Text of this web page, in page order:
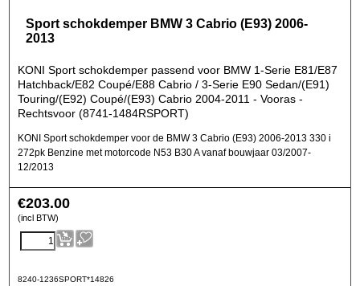
Sport schokdemper BMW 3 Cabrio (E93) 2006-
2013
KONI Sport schokdemper passend voor BMW 1-Serie E81/E87
Hatchback/E82 Coupé/E88 Cabrio / 3-Serie E90 Sedan/(E91)
Touring/(E92) Coupé/(E93) Cabrio 2004-2011 - Vooras -
Rechtsvoor (8741-1484RSPORT)
KONI Sport schokdemper voor de BMW 3 Cabrio (E93) 2006-2013 330 i
272pk Benzine met motorcode N53 B30 A vanaf bouwjaar 03/2007-
12/2013
€203.00
(incl BTW)
8240-1236SPORT*14826